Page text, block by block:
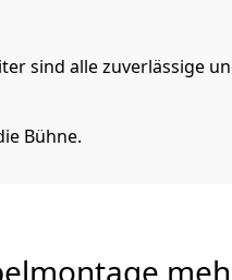
sind alle zuverlässige
Bühne.